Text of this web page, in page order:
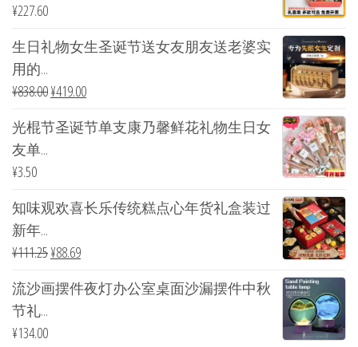
¥227.60
生日礼物女生圣诞节送女友朋友送老婆实
用的...
¥838.00¥419.00
光棍节圣诞节单支康乃馨鲜花礼物生日女
友单...
¥3.50
知味观欢喜长乐传统糕点心年货礼盒装过
新年...
¥111.25¥88.69
流沙画摆件夜灯办公室桌面沙漏摆件中秋
节礼...
¥134.00